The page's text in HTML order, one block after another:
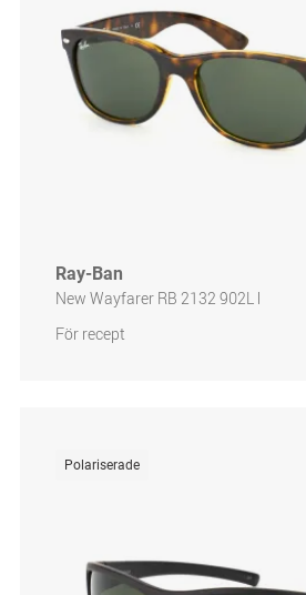
Ray-Ban
New Wayfarer RB 2132 902L l
För recept
Polariserade